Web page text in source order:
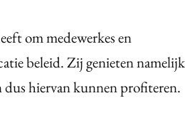
om medewerkes en
beleid. Zij genieten namelijk
hiervan kunnen profiteren.